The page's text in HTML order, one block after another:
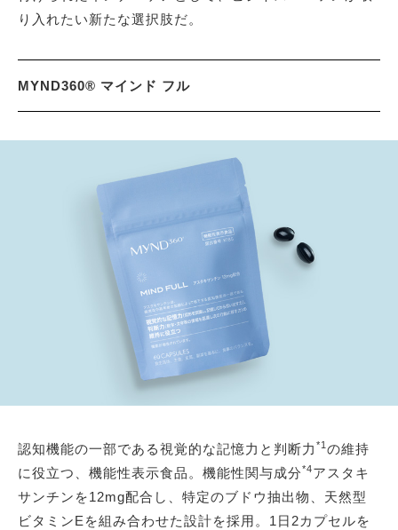
り入れたい新たな選択肢だ。
MYND360® マインド フル
認知機能の一部である視覚的な記憶力と判断力 *1の維持
に役立つ、機能性表示食品。機能性関与成分*4アスタキ
サンチンを12mg配合し、特定のブドウ抽出物、天然型
ビタミンEを組み合わせた設計を採用。1日2カプセルを